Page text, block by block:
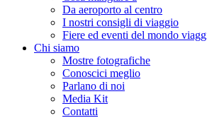
Da aeroporto al centro
I nostri consigli di viaggio
Fiere ed eventi del mondo
Chi siamo
Mostre fotografiche
Conoscici meglio
Parlano di noi
Media Kit
Contatti